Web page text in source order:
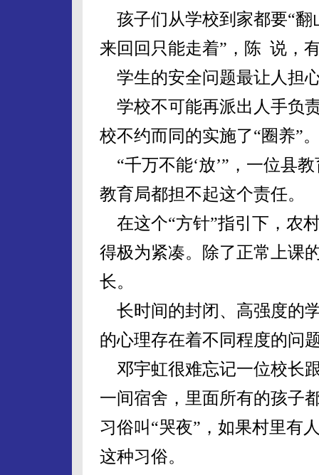
孩子们从学校到家都要“翻
来回回只能走着”，陈 说，
学生的安全问题最让人担
学校不可能再派出人手负
校不约而同的实施了“圈养”
“千万不能‘放’”，一位县
教育局都担不起这个责任。
在这个“方针”指引下，农
得极为紧凑。除了正常上课
长。
长时间的封闭、高强度的
的心理存在着不同程度的问
邓宇虹很难忘记一位校长
一间宿舍，里面所有的孩子
习俗叫“哭夜”，如果村里有
这种习俗。